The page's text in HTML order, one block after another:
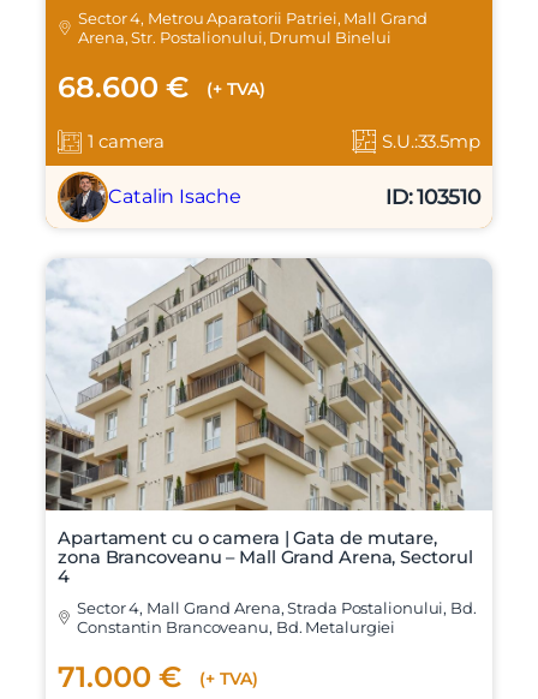
Sector 4, Metrou Aparatorii Patriei, Mall Grand
Arena, Str. Postalionului, Drumul Binelui
68.600 € (+ TVA)
1 camera S.U.:33.5mp
Catalin Isache ID: 103510
Apartament cu o camera | Gata de mutare,
zona Brancoveanu – Mall Grand Arena, Sectorul
4
Sector 4, Mall Grand Arena, Strada Postalionului, Bd.
Constantin Brancoveanu, Bd. Metalurgiei
71.000 € (+ TVA)